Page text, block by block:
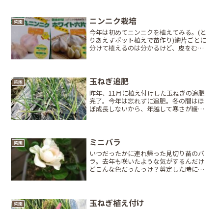
菜園 ニンニク栽培
今年は初めてニンニクを植えてみる。(と
りあえずポット植えで苗作り)鱗片ごとに
分けて植えるのは分かるけど、皮をむ
ージだったから2ネット...
菜園 玉ねぎ追肥
昨年、11月に植え付けした玉ねぎの追肥
完了。今年は忘れずに追肥。冬の間はほ
ぼ成長しないから、年越して寒さが緩ん
つ？？1㎡当たり...
菜園 ミニバラ
いつだったかに連れ帰った見切り苗のバ
ラ。去年も咲いたような気がするんだけ
どこんな色だったっけ？剪定した時にダ
がとー(人*´∀｀)...
菜園 玉ねぎ植え付け